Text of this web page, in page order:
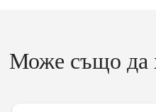
Може също да